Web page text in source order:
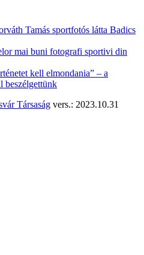
Tamás sportfotós látta Badics
mai buni fotografi sportivi din
kell elmondania” – a
beszélgettünk
Társaság vers.: 2023.10.31